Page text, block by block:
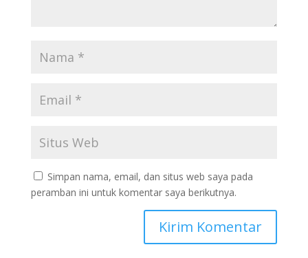
Simpan nama, email, dan situs web saya pada
peramban ini untuk komentar saya berikutnya.